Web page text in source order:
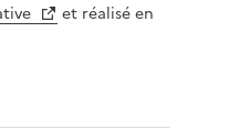
et réalisé en